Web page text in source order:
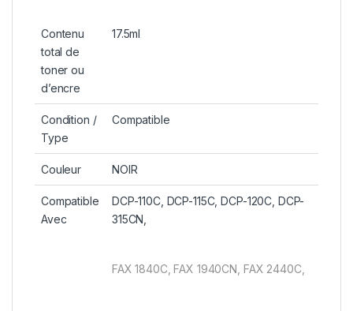
Contenu
total de
toner ou
d’encre
17.5ml
Condition /
Type
Compatible
Couleur NOIR
Compatible
Avec
DCP-110C, DCP-115C, DCP-120C, DCP-
315CN,
FAX 1840C, FAX 1940CN, FAX 2440C,